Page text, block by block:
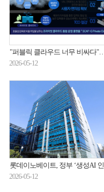
"퍼블릭 클라우드 너무 비싸다"…굿모닝아이텍, '프라이빗 AI' 정조준
2026-05-12
롯데이노베이트, 정부 ‘생성AI 인재사업’ 따냈다…휴머노이드 인재 육성 본격화
2026-05-12